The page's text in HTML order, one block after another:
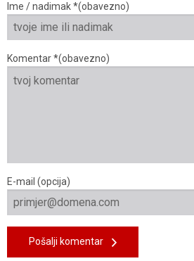
Ime / nadimak *(obavezno)
Komentar *(obavezno)
E-mail (opcija)
Pošalji komentar